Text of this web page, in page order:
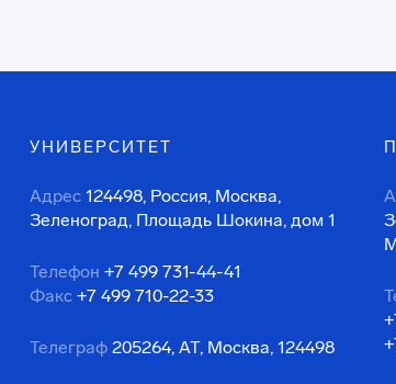
УНИВЕРСИТЕТ
Адрес 124498, Россия, Москва,
Зеленоград, Площадь Шокина, дом 1
Телефон +7 499 731-44-41
Факс +7 499 710-22-33
Телеграф 205264, АТ, Москва, 124498